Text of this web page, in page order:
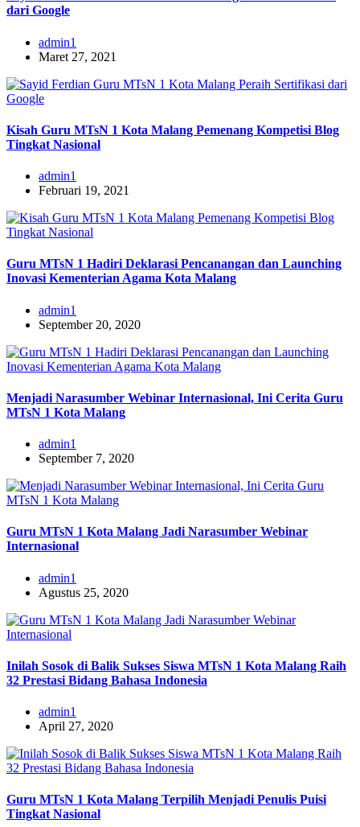
dari Google
admin1
Maret 27, 2021
Kisah Guru MTsN 1 Kota Malang Pemenang Kompetisi Blog
Tingkat Nasional
admin1
Februari 19, 2021
Guru MTsN 1 Hadiri Deklarasi Pencanangan dan Launching
Inovasi Kementerian Agama Kota Malang
admin1
September 20, 2020
Menjadi Narasumber Webinar Internasional, Ini Cerita Guru
MTsN 1 Kota Malang
admin1
September 7, 2020
Guru MTsN 1 Kota Malang Jadi Narasumber Webinar
Internasional
admin1
Agustus 25, 2020
Inilah Sosok di Balik Sukses Siswa MTsN 1 Kota Malang Raih
32 Prestasi Bidang Bahasa Indonesia
admin1
April 27, 2020
Guru MTsN 1 Kota Malang Terpilih Menjadi Penulis Puisi
Tingkat Nasional